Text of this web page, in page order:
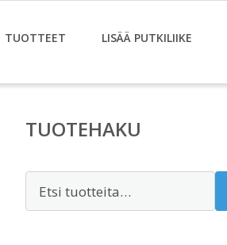
TUOTTEET LISÄÄ PUTKILIIKE
TUOTEHAKU